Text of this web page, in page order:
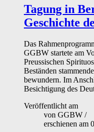
Tagung in
Geschichte
Das
GGBW startete am
Preussischen
Beständen
bewundern. Im
Besichtigung des
Veröffentlicht am
von GGBW /
erschienen am